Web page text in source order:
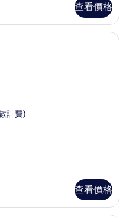
查看價格
迷你吧、書桌、隔音、熨斗/熨衣板
計費)
查看價格